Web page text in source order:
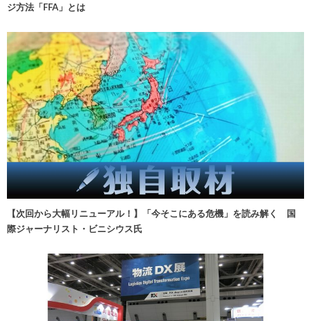
ジ方法「FFA」とは
【次回から大幅リニューアル！】「今そこにある危機」を読み解く 国
際ジャーナリスト・ビニシウス氏